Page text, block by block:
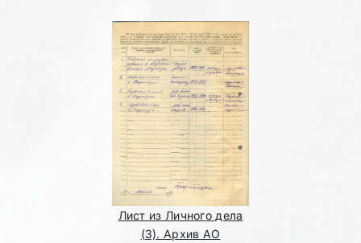
Лист из Личного дела
(3). Архив АО